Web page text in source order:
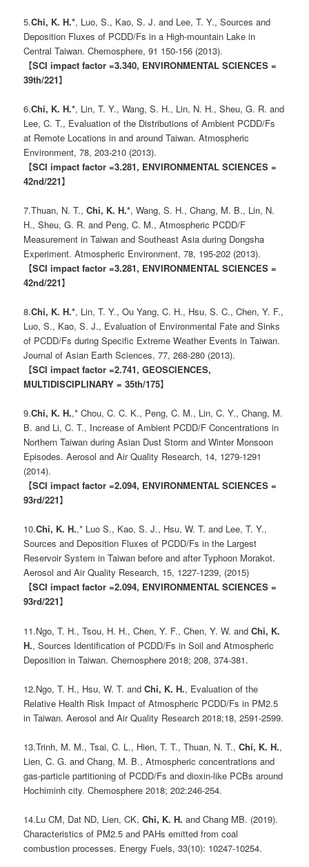
5.Chi, K. H.*, Luo, S., Kao, S. J. and Lee, T. Y., Sources and
Deposition Fluxes of PCDD/Fs in a High-mountain Lake in
Central Taiwan. Chemosphere, 91 150-156 (2013).
【SCI impact factor =3.340, ENVIRONMENTAL SCIENCES =
39th/221】
6.Chi, K. H.*, Lin, T. Y., Wang, S. H., Lin, N. H., Sheu, G. R. and
Lee, C. T., Evaluation of the Distributions of Ambient PCDD/Fs
at Remote Locations in and around Taiwan. Atmospheric
Environment, 78, 203-210 (2013).
【SCI impact factor =3.281, ENVIRONMENTAL SCIENCES =
42nd/221】
7.Thuan, N. T.,Chi, K. H.*, Wang, S. H., Chang, M. B., Lin, N.
H., Sheu, G. R. and Peng, C. M., Atmospheric PCDD/F
Measurement in Taiwan and Southeast Asia during Dongsha
Experiment. Atmospheric Environment, 78, 195-202 (2013).
【SCI impact factor =3.281, ENVIRONMENTAL SCIENCES =
42nd/221】
8.Chi, K. H.*, Lin, T. Y., Ou Yang, C. H., Hsu, S. C., Chen, Y. F.,
Luo, S., Kao, S. J., Evaluation of Environmental Fate and Sinks
of PCDD/Fs during Specific Extreme Weather Events in Taiwan.
Journal of Asian Earth Sciences, 77, 268-280 (2013).
【SCI impact factor =2.741, GEOSCIENCES,
MULTIDISCIPLINARY = 35th/175】
9.Chi, K. H.,* Chou, C. C. K., Peng, C. M., Lin, C. Y., Chang, M.
B. and Li, C. T., Increase of Ambient PCDD/F Concentrations in
Northern Taiwan during Asian Dust Storm and Winter Monsoon
Episodes. Aerosol and Air Quality Research, 14, 1279-1291
(2014).
【SCI impact factor =2.094, ENVIRONMENTAL SCIENCES =
93rd/221】
10.Chi, K. H.,* Luo S., Kao, S. J., Hsu, W. T. and Lee, T. Y.,
Sources and Deposition Fluxes of PCDD/Fs in the Largest
Reservoir System in Taiwan before and after Typhoon Morakot.
Aerosol and Air Quality Research, 15, 1227-1239, (2015)
【SCI impact factor =2.094, ENVIRONMENTAL SCIENCES =
93rd/221】
11.Ngo, T. H., Tsou, H. H., Chen, Y. F., Chen, Y. W. andChi, K.
H., Sources Identification of PCDD/Fs in Soil and Atmospheric
Deposition in Taiwan. Chemosphere 2018; 208, 374-381.
12.Ngo, T. H., Hsu, W. T. andChi, K. H., Evaluation of the
Relative Health Risk Impact of Atmospheric PCDD/Fs in PM2.5
in Taiwan. Aerosol and Air Quality Research 2018;18, 2591-2599.
13.Trinh, M. M., Tsai, C. L., Hien, T. T., Thuan, N. T.,Chi, K. H.,
Lien, C. G. and Chang, M. B., Atmospheric concentrations and
gas-particle partitioning of PCDD/Fs and dioxin-like PCBs around
Hochiminh city. Chemosphere 2018; 202:246-254.
14.Lu CM, Dat ND, Lien, CK,Chi, K. H. and Chang MB. (2019).
Characteristics of PM2.5 and PAHs emitted from coal
combustion processes. Energy Fuels, 33(10): 10247-10254.